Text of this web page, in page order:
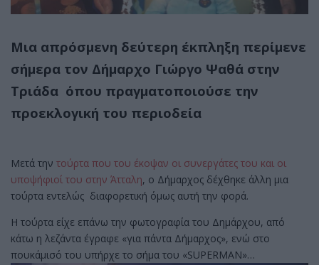
Μια απρόσμενη δεύτερη έκπληξη περίμενε
σήμερα τον Δήμαρχο Γιώργο Ψαθά στην
Τριάδα όπου πραγματοποιούσε την
προεκλογική του περιοδεία
Μετά την τούρτα που του έκοψαν οι συνεργάτες του και οι
υποψήφιοί του στην Άτταλη, ο Δήμαρχος δέχθηκε άλλη μια
τούρτα εντελώς διαφορετική όμως αυτή την φορά.
Η τούρτα είχε επάνω την φωτογραφία του Δημάρχου, από
κάτω η λεζάντα έγραφε «για πάντα Δήμαρχος», ενώ στο
πουκάμισό του υπήρχε το σήμα του «SUPERMAN»…